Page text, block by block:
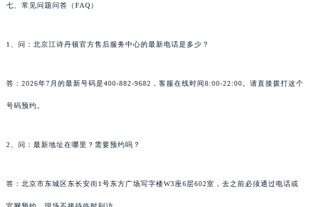
七、常见问题问答（FAQ）
1、问：北京江诗丹顿官方售后服务中心的最新电话是多少？
答：2026年7月的最新号码是400-882-9682，客服在线时间8:00-22:00。请直接拨打这个
号码预约。
2、问：最新地址在哪里？需要预约吗？
答：北京市东城区东长安街1号东方广场写字楼W3座6层602室，去之前必须通过电话或